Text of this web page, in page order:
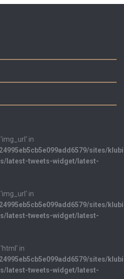
in
sites/
latest-tweets-widget/latest-
in
sites/
latest-tweets-widget/latest-
in
sites/
latest-tweets-widget/latest-